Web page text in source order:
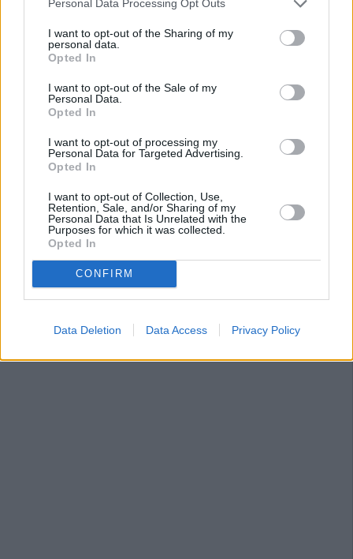
Personal Data Processing Opt Outs
I want to opt-out of the Sharing of my
personal data.
Opted In
I want to opt-out of the Sale of my
Personal Data.
Opted In
I want to opt-out of processing my
Personal Data for Targeted Advertising.
Opted In
I want to opt-out of Collection, Use,
Retention, Sale, and/or Sharing of my
Personal Data that Is Unrelated with the
Purposes for which it was collected.
Opted In
CONFIRM
Data Deletion Data Access Privacy Policy
¿Quiénes animaban al cura de Canena a no pedir perdón
pese al bochorno y la gravedad de sus declaraciones?
18-5-2014
LA CLAVE
Un grupo de la ultramontana derecha eclesiástica que pese
a estar grabado todo culpaban incluso de mentir a los
plumillas
Con todo el derecho del mundo quería seguir ganando
6.600 euros al mes y un juez de Jaén le ha dicho que ya
está bien; se desconoce si recurrirá la ejemplar sentencia